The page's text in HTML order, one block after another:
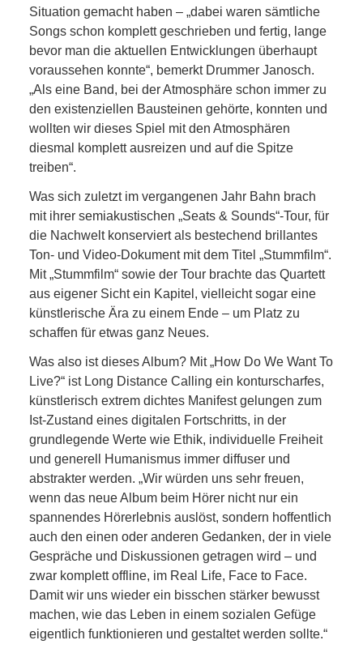
Situation gemacht haben – „dabei waren sämtliche
Songs schon komplett geschrieben und fertig, lange
bevor man die aktuellen Entwicklungen überhaupt
voraussehen konnte“, bemerkt Drummer Janosch.
„Als eine Band, bei der Atmosphäre schon immer zu
den existenziellen Bausteinen gehörte, konnten und
wollten wir dieses Spiel mit den Atmosphären
diesmal komplett ausreizen und auf die Spitze
treiben“.
Was sich zuletzt im vergangenen Jahr Bahn brach
mit ihrer semiakustischen „Seats & Sounds“-Tour, für
die Nachwelt konserviert als bestechend brillantes
Ton- und Video-Dokument mit dem Titel „Stummfilm“.
Mit „Stummfilm“ sowie der Tour brachte das Quartett
aus eigener Sicht ein Kapitel, vielleicht sogar eine
künstlerische Ära zu einem Ende – um Platz zu
schaffen für etwas ganz Neues.
Was also ist dieses Album? Mit „How Do We Want To
Live?“ ist Long Distance Calling ein konturscharfes,
künstlerisch extrem dichtes Manifest gelungen zum
Ist-Zustand eines digitalen Fortschritts, in der
grundlegende Werte wie Ethik, individuelle Freiheit
und generell Humanismus immer diffuser und
abstrakter werden. „Wir würden uns sehr freuen,
wenn das neue Album beim Hörer nicht nur ein
spannendes Hörerlebnis auslöst, sondern hoffentlich
auch den einen oder anderen Gedanken, der in viele
Gespräche und Diskussionen getragen wird – und
zwar komplett offline, im Real Life, Face to Face.
Damit wir uns wieder ein bisschen stärker bewusst
machen, wie das Leben in einem sozialen Gefüge
eigentlich funktionieren und gestaltet werden sollte.“